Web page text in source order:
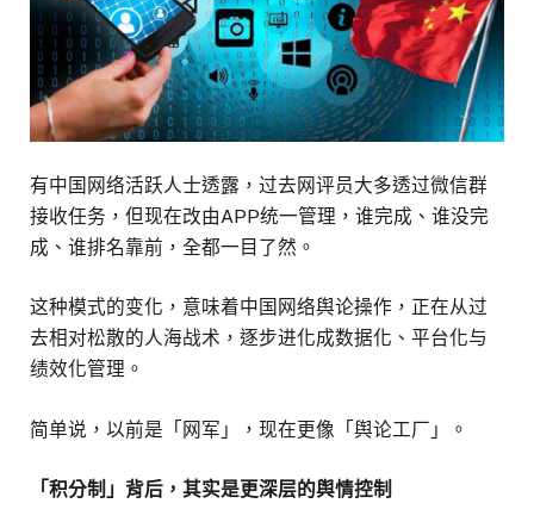
有中国网络活跃人士透露，过去网评员大多透过微信群
接收任务，但现在改由APP统一管理，谁完成、谁没完
成、谁排名靠前，全都一目了然。
这种模式的变化，意味着中国网络舆论操作，正在从过
去相对松散的人海战术，逐步进化成数据化、平台化与
绩效化管理。
简单说，以前是「网军」，现在更像「舆论工厂」。
「积分制」背后，其实是更深层的舆情控制